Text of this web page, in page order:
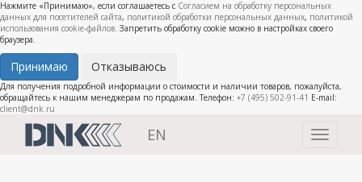
Нажмите «Принимаю», если соглашаетесь с Согласием на обработку персональных
данных для посетителей сайта, политикой обработки персональных данных, политикой
использования cookie-файлов. Запретить обработку cookie можно в настройках своего
браузера.
Принимаю Отказываюсь
Для получения подробной информации о стоимости и наличии товаров, пожалуйста,
обращайтесь к нашим менеджерам по продажам. Телефон: +7 (495) 502-91-41 E-mail:
client@dnk.ru
Toggle
EN